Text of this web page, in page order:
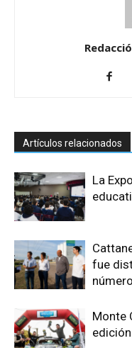
Artículos relacionados
La
fue
Monte